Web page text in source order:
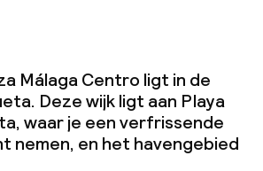
(wasmachine)
Málaga Centro ligt in de
Deze wijk ligt aan Playa
waar je een verfrissende
nemen, en het havengebied